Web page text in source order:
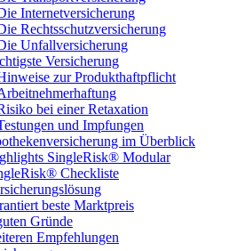
Internetversicherung
Rechtsschutzversicherung
Unfallversicherung
Versicherung
zur Produkthaftpflicht
bei einer Retaxation
und Impfungen
im Überblick
SingleRisk® Modular
Checkliste
beste Marktpreis
Gründe
Empfehlungen